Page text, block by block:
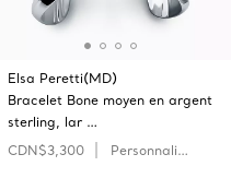
Elsa Peretti(MD)
Bracelet Bone moyen en argent
sterling, lar …
CDN$3,300
Personnaliser